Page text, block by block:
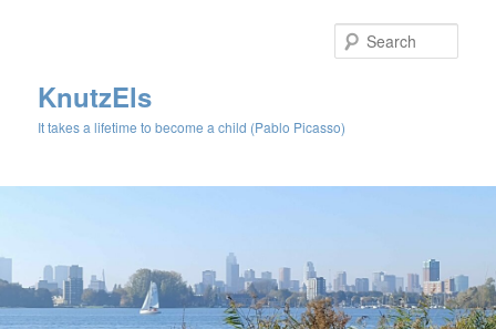
KnutzEls
It takes a lifetime to become a child (Pablo Picasso)